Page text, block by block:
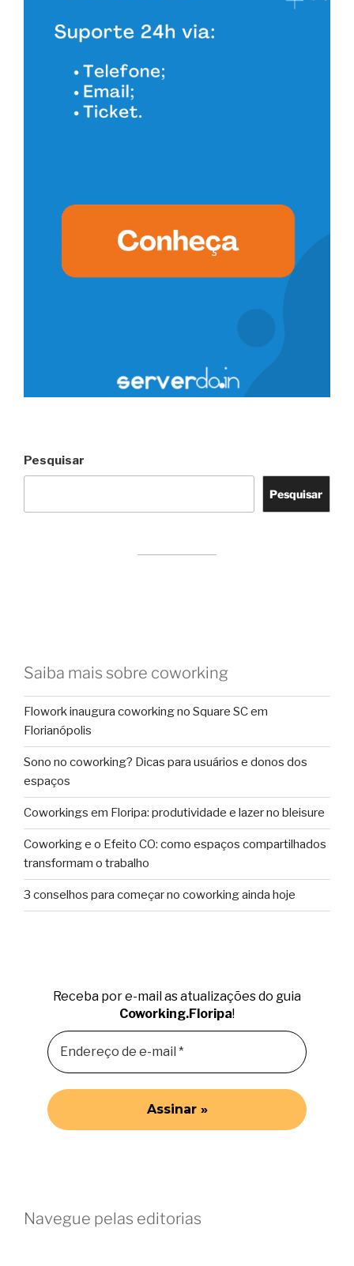
Pesquisar
Pesquisar
Saiba mais sobre coworking
Flowork inaugura coworking no Square SC em
Florianópolis
Sono no coworking? Dicas para usuários e donos dos
espaços
Coworkings em Floripa: produtividade e lazer no bleisure
Coworking e o Efeito CO: como espaços compartilhados
transformam o trabalho
3 conselhos para começar no coworking ainda hoje
Receba por e-mail as atualizações do guia
Coworking.Floripa!
Navegue pelas editorias